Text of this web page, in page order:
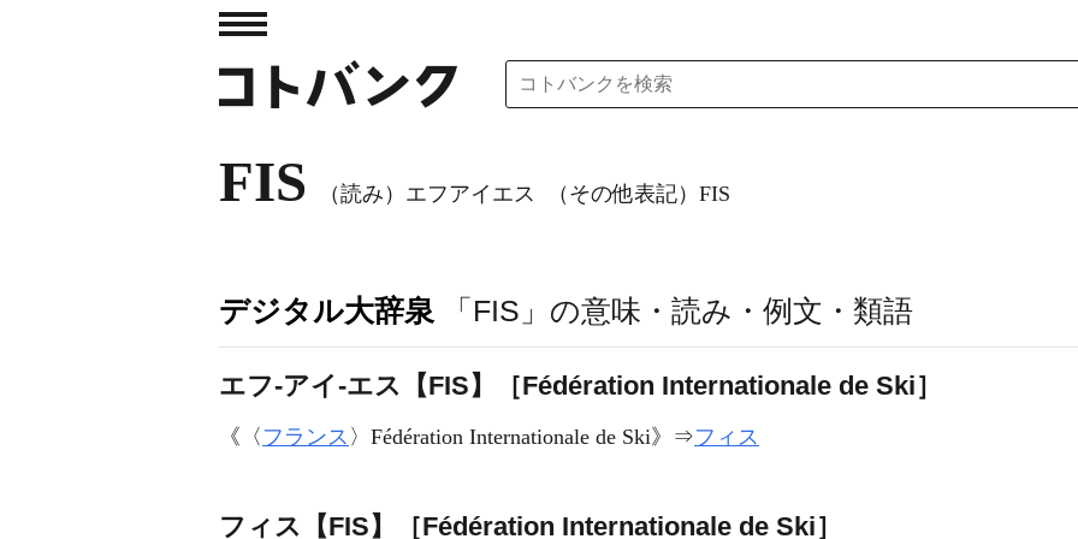
FIS （読み）エフアイエス （その他表記）FIS
デジタル大辞泉 「FIS」の意味・読み・例文・類語
エフ‐アイ‐エス【FIS】［Fédération Internationale de Ski］
《〈 フランス 〉 Fédération Internationale de Ski》⇒フィス
フィス【FIS】［Fédération Internationale de Ski］